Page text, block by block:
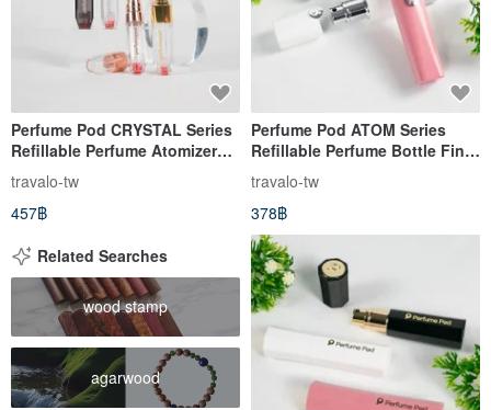
Perfume Pod CRYSTAL Series
Refillable Perfume Atomizer
Fine Mist Spray Bottle
travalo-tw
457฿
Perfume Pod ATOM Series
Refillable Perfume Bottle Fine
Mist Atomizer Gift
travalo-tw
378฿
Related Searches
wood stamp
agarwood